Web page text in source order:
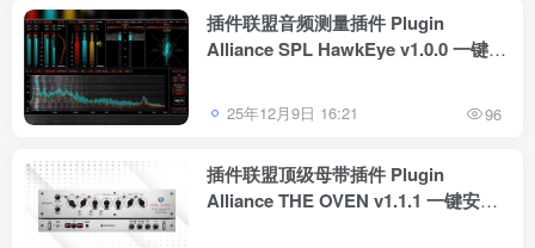
插件联盟音频测量插件 Plugin
Alliance SPL HawkEye v1.0.0 一键安
25年12月9日 16:21 96
插件联盟顶级母带插件 Plugin
Alliance THE OVEN v1.1.1 一键安装